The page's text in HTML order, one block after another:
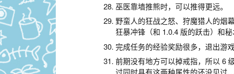
巫医靠墙推熊时，可以推得更远。
野蛮人的狂战之怒、狩魔猎人的烟
狂暴冲锋（和 1.0.4 版的跃击）和
完成任务的经验奖励很多，退出游
前期没有地方可以掉戒指，所以 6
过同时具有这两种属性的还没见过…